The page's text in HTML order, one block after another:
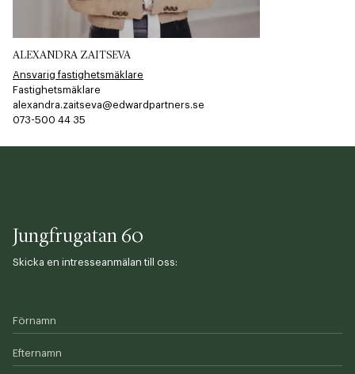
ALEXANDRA ZAITSEVA
Ansvarig fastighetsmäklare
Fastighetsmäklare
alexandra.zaitseva@edwardpartners.se
073-500 44 35​​​​‌ ‍ ​‍​‍‌‍ ‌ ​‍‌‍‍‌‌‍‌ ‌‍‍‌‌‍ ‍​‍​‍​ ‍‍​‍​‍‌ ​ ‌‍​‌‌‍ ‍‌‍‍‌‌ ‌​‌ ‍‌​‍ ‍‌‍‍‌‌‍ ​‍​‍​‍ ​​‍​‍‌‍‍​‌ ​‍‌‍‌‌‌‍‌‍​‍​‍​ ‍‍​‍​‍​‍ ‌ ​ ‌ ‌​‌ ‌‌‌‍‌​‌‍‍‌‌‍ ​‍ ‌‍‍‌‌‍ ‍‌ ‌​‌‍‌‌‌‍ ‍‌ ‌​​‍ ‌‍‌‌‌‍‌​‌‍‍‌‌ ‌​​‍ ‌‍ ‌‌‍ ‌‍‌​‌‍‌‌​ ‌‌ ​​‌ ​‍‌‍‌‌‌ ​ ‌‍‌‌‌‍ ‍‌ ‌​‌‍​‌‌ ‌​‌‍‍‌‌‍ ‌‍ ‍​ ‍ ‌‍‍‌‌‍‌​​ ‌‌​‍​‌​​‌‌​ ‍‌​‌‌​ ‌​​ ‌ ​ ‌‍​ ​‍​ ​‍​ ​‍​ ‌ ‌​​‍‌​​‌​ ​‌‌​​ ​ ‌​​ ​‍‌​​‌​ ​‌‌​​‍​ ​‍‌​​ ‌​‌‌‌​‌‌​ ‌​​ ‌‌‌​​‌​ ‌‍​ ​‌‌​​‌​ ​‍​ ‍‌​ ‌ ​ ​‌​ ​​​ ‍ ‌ ‌​‌ ‍‌‌ ​​‌‍‌‌​ ‌‌‍‌‌‌‍ ‌‌ ​​‌‍ ​‌‍ ‌ ‍‌‌‍‌‌‌‍‌‌​ ‍ ‌ ​​‌‍​‌‌ ‌​‌‍‍​​ ‌‌‍​ ‌ ​‍‌‍ ‌​‍ ‍‌‍​ ‌‍‌‌‌‍ ​‌‍ ​‌‌​​‌‍‍​‌‍ ‌‍ ‍‌‍‌‌​ ‌‍​‍‌‍​‌‌ ​ ‌‍‌‌‌‌‌‌‌ ​‍‌‍ ​​ ‌​‍‌‌​ ​‍‌​‌‍‌ ​ ‌ ‌​‌ ‌‌‌‍‌​‌‍‍‌‌‍ ​‍‌‍‌‍‍‌‌‍‌​​ ‌‌​‍​‌​​‌‌​ ‍‌​‌‌​ ‌​​ ‌ ​ ‌‍​ ​‍​ ​‍​ ​‍​ ‌ ‌​​‍‌​​‌​ ​‌‌​​ ​ ‌​​ ​‍‌​​‌​ ​‌‌​​‍​ ​‍‌​​ ‌​‌‌‌​‌‌​ ‌​​ ‌‌‌​​‌​ ‌‍​ ​‌‌​​‌​ ​‍​ ‍‌​ ‌ ​ ​‌​ ​​​‍‌‍‌ ‌​‌ ‍‌‌ ​​‌‍‌‌​ ‌‌‍‌‌‌‍ ‌‌ ​​‌‍ ​‌‍ ‌ ‍‌‌‍‌‌‌‍‌‌​‍‌‍‌ ​​‌‍​‌‌ ‌​‌‍‍​​ ‌‌‍​ ‌ ​‍‌‍ ‌​‍ ‍‌‍​ ‌‍‌‌‌‍ ​‌‍ ​‌‌​​‌‍‍​‌‍ ‌‍ ‍‌‍‌‌​‍‌‍‌‍‍‌‌ ​ ‌​‌​‌ ​‍‌‍​‌‌‍‌‍‌ ‌​​ ‌​‍​‍‌ ‌
Jungfrugatan 60
Skicka en intresseanmälan till oss:
Förnamn
Efternamn